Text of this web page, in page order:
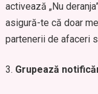
activează „Nu
asigură-te că doar
partenerii de afaceri
Grupează